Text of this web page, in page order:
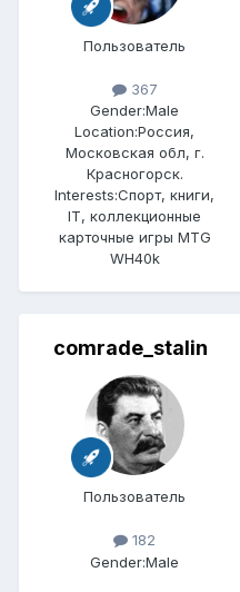
Пользователь
367
Gender:Male
Location:Россия,
Московская обл, г.
Красногорск.
Interests:Спорт, книги,
IT, коллекционные
карточные игры MTG
WH40k
comrade_stalin
Пользователь
182
Gender:Male